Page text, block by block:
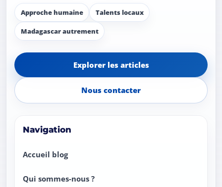
Approche humaine Talents locaux
Madagascar autrement
Explorer les articles
Nous contacter
Navigation
Accueil blog
Qui sommes-nous ?